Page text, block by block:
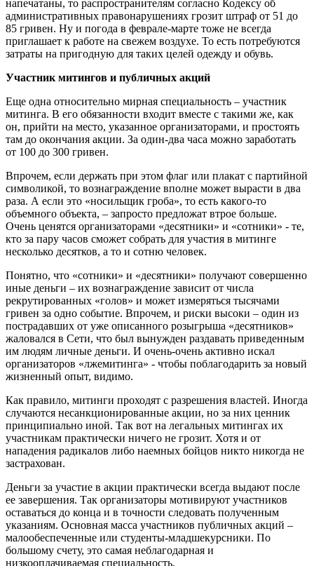
напечатаны, то распространителям согласно Кодексу об
административных правонарушениях грозит штраф от 51 до
85 гривен. Ну и погода в феврале-марте тоже не всегда
приглашает к работе на свежем воздухе. То есть потребуются
затраты на пригодную для таких целей одежду и обувь.
Участник митингов и публичных акций
Еще одна относительно мирная специальность – участник
митинга. В его обязанности входит вместе с такими же, как
он, прийти на место, указанное организаторами, и простоять
там до окончания акции. За один-два часа можно заработать
от 100 до 300 гривен.
Впрочем, если держать при этом флаг или плакат с партийной
символикой, то вознаграждение вполне может вырасти в два
раза. А если это «носильщик гроба», то есть какого-то
объемного объекта, – запросто предложат втрое больше.
Очень ценятся организаторами «десятники» и «сотники» - те,
кто за пару часов сможет собрать для участия в митинге
несколько десятков, а то и сотню человек.
Понятно, что «сотники» и «десятники» получают совершенно
иные деньги – их вознаграждение зависит от числа
рекрутированных «голов» и может измеряться тысячами
гривен за одно событие. Впрочем, и риски высоки – один из
пострадавших от уже описанного розыгрыша «десятников»
жаловался в Сети, что был вынужден раздавать приведенным
им людям личные деньги. И очень-очень активно искал
организаторов «лжемитинга» - чтобы поблагодарить за новый
жизненный опыт, видимо.
Как правило, митинги проходят с разрешения властей. Иногда
случаются несанкционированные акции, но за них ценник
принципиально иной. Так вот на легальных митингах их
участникам практически ничего не грозит. Хотя и от
нападения радикалов либо наемных бойцов никто никогда не
застрахован.
Деньги за участие в акции практически всегда выдают после
ее завершения. Так организаторы мотивируют участников
оставаться до конца и в точности следовать полученным
указаниям. Основная масса участников публичных акций –
малообеспеченные или студенты-младшекурсники. По
большому счету, это самая неблагодарная и
низкооплачиваемая специальность.